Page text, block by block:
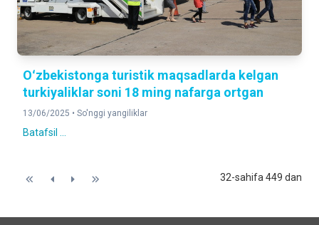
Oʻzbekistonga turistik maqsadlarda kelgan
turkiyaliklar soni 18 ming nafarga ortgan
13/06/2025 • So'nggi yangiliklar
Batafsil ...
32-sahifa 449 dan